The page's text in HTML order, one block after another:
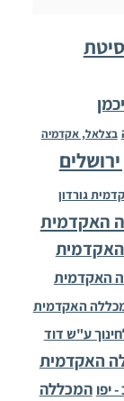
בצלאל, אקדמיה
גורדון
האקדמית
האקדמית
האקדמית
ע"ש דוד
האקדמית
יפו המכללה